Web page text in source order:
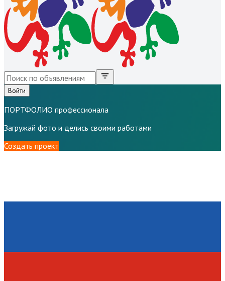
Войти
ПОРТФОЛИО профессионала
Загружай фото и делись своими работами
Создать проект